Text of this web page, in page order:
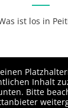
ist los in
Inhalt
Bitte